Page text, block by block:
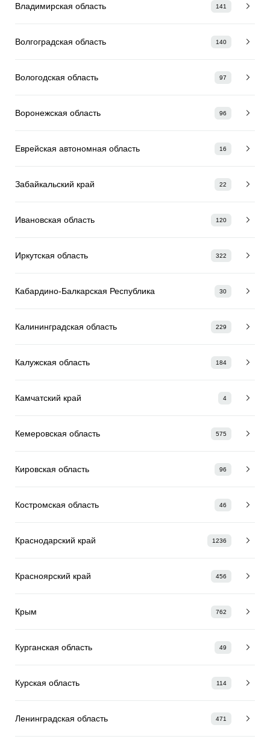
Владимирская область 141
Волгоградская область 140
Вологодская область 97
Воронежская область 96
Еврейская автономная область 16
Забайкальский край 22
Ивановская область 120
Иркутская область 322
Кабардино-Балкарская Республика 30
Калининградская область 229
Калужская область 184
Камчатский край 4
Кемеровская область 575
Кировская область 96
Костромская область 46
Краснодарский край 1236
Красноярский край 456
Крым 762
Курганская область 49
Курская область 114
Ленинградская область 471